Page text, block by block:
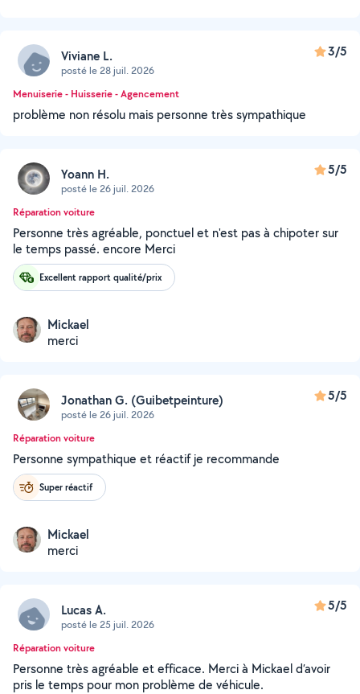
Viviane L.
posté le 28 juil. 2026
3/5
Menuiserie - Huisserie - Agencement
problème non résolu mais personne très sympathique
Yoann H.
posté le 26 juil. 2026
5/5
Réparation voiture
Personne très agréable, ponctuel et n'est pas à chipoter sur
le temps passé. encore Merci
Excellent rapport qualité/prix
Mickael
merci
Jonathan G. (Guibetpeinture)
posté le 26 juil. 2026
5/5
Réparation voiture
Personne sympathique et réactif je recommande
Super réactif
Mickael
merci
Lucas A.
posté le 25 juil. 2026
5/5
Réparation voiture
Personne très agréable et efficace. Merci à Mickael d’avoir
pris le temps pour mon problème de véhicule.